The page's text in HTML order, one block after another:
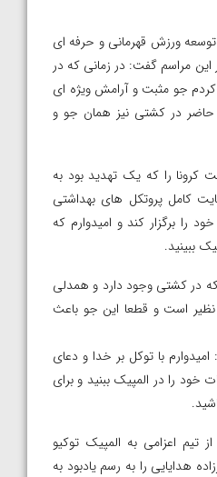
ورزش قهرمانی و حرفه ای
این مراسم گفت: در زمانی که در
جو مثبت و آرامش ویژه ای
حاضر در کشتی نیز همان جو و
کرونا را که یک تهدید بود به
کامل پروتکل های بهداشتی
را برگزار کند و امیدوارم که
ببینید.
در کشتی وجود دارد و همدلی
است و قطعا این جو باعث
با توکل بر خدا و دعای
خود را در المپیک ببنید و برای
تیم اعزامی به المپیک توکیو
هدایایی را به رسم یادبود به